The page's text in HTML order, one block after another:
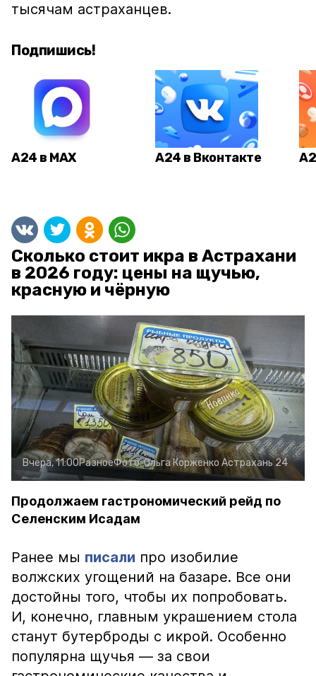
тысячам астраханцев.
Подпишись!
А24 в MAX А24 в Вконтакте
Сколько стоит икра в Астрахани
в 2026 году: цены на щучью,
красную и чёрную
Вчера, 11:00РазноеФото:Ольга Корженко Астрахань 24
Продолжаем гастрономический рейд по
Селенским Исадам
Ранее мы писали про изобилие
волжских угощений на базаре. Все они
достойны того, чтобы их попробовать.
И, конечно, главным украшением стола
станут бутерброды с икрой. Особенно
популярна щучья — за свои